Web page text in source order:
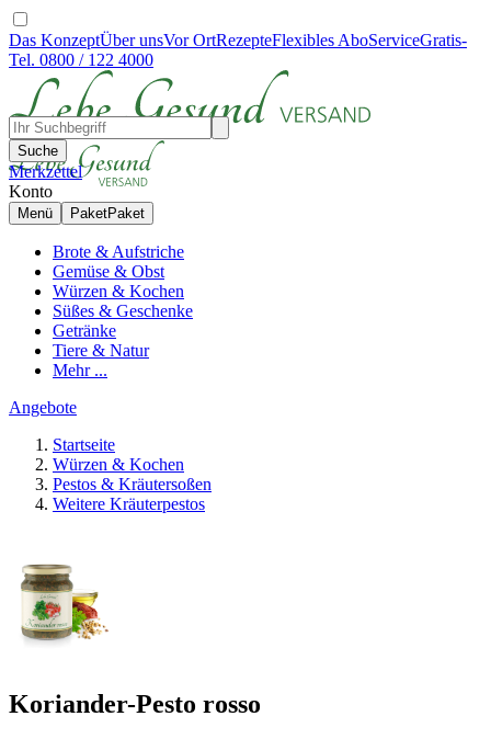
Das KonzeptÜber unsVor OrtRezepteFlexibles AboServiceGratis-
Tel. 0800 / 122 4000
Suche
Merkzettel
Konto
Menü PaketPaket
Brote & Aufstriche
Gemüse & Obst
Würzen & Kochen
Süßes & Geschenke
Getränke
Tiere & Natur
Mehr ...
Angebote
Startseite
Würzen & Kochen
Pestos & Kräutersoßen
Weitere Kräuterpestos
Koriander-Pesto rosso